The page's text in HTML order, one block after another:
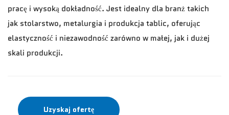
pracę i wysoką dokładność. Jest idealny dla branż takich
jak stolarstwo, metalurgia i produkcja tablic, oferując
elastyczność i niezawodność zarówno w małej, jak i dużej
skali produkcji.
Uzyskaj ofertę